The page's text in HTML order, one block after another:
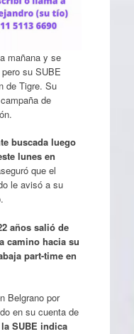
mañana y se
su SUBE
de Tigre. Su
de
buscada luego
lunes en
que el
le avisó a su
años salió de
camino hacia su
part-time en
Belgrano por
en su cuenta de
SUBE indica